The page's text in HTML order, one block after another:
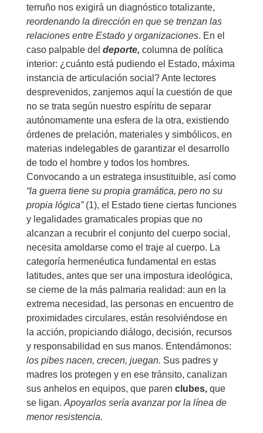
terruño nos exigirá un diagnóstico totalizante,
reordenando la dirección en que se trenzan las
relaciones entre Estado y organizaciones. En el
caso palpable del deporte, columna de política
interior: ¿cuánto está pudiendo el Estado, máxima
instancia de articulación social? Ante lectores
desprevenidos, zanjemos aquí la cuestión de que
no se trata según nuestro espíritu de separar
autónomamente una esfera de la otra, existiendo
órdenes de prelación, materiales y simbólicos, en
materias indelegables de garantizar el desarrollo
de todo el hombre y todos los hombres.
Convocando a un estratega insustituible, así como
“la guerra tiene su propia gramática, pero no su
propia lógica” (1), el Estado tiene ciertas funciones
y legalidades gramaticales propias que no
alcanzan a recubrir el conjunto del cuerpo social,
necesita amoldarse como el traje al cuerpo. La
categoría hermenéutica fundamental en estas
latitudes, antes que ser una impostura ideológica,
se cierne de la más palmaria realidad: aun en la
extrema necesidad, las personas en encuentro de
proximidades circulares, están resolviéndose en
la acción, propiciando diálogo, decisión, recursos
y responsabilidad en sus manos. Entendámonos:
los pibes nacen, crecen, juegan. Sus padres y
madres los protegen y en ese tránsito, canalizan
sus anhelos en equipos, que paren clubes,que
se ligan. Apoyarlos sería avanzar por la línea de
menor resistencia.